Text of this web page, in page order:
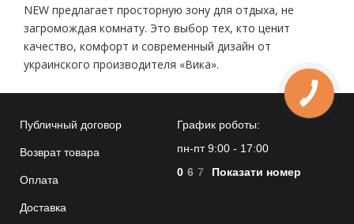
NEW предлагает просторную зону для отдыха, не
загромождая комнату. Это выбор тех, кто ценит
качество, комфорт и современный дизайн от
украинского производителя «Вика».
Публичный договор
Возврат товара
Оплата
Доставка
График роботы:
пн-пт 9:00 - 17:00
0 6 7 Показати номер